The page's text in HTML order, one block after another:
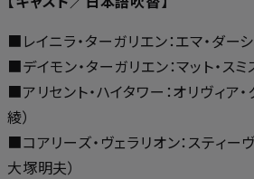
■レイニラ・ターガリエン：エマ・ダー
■デイモン・ターガリエン：マット・スミ
■アリセント・ハイタワー：オリヴィア
綾）
■コアリーズ・ヴェラリオン：スティーヴ
大塚明夫）